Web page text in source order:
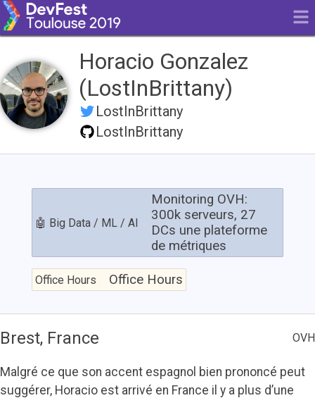
Horacio Gonzalez
(LostInBrittany)
LostInBrittany
LostInBrittany
serveurs,
plateforme
de
🤖 Big Data / ML / AI
Monitoring OVH:
300k serveurs, 27
DCs une plateforme
de métriques
Hours
Office Hours Office Hours
Brest, France OVH
Malgré ce que son accent espagnol bien prononcé peut
suggérer, Horacio est arrivé en France il y a plus d’une